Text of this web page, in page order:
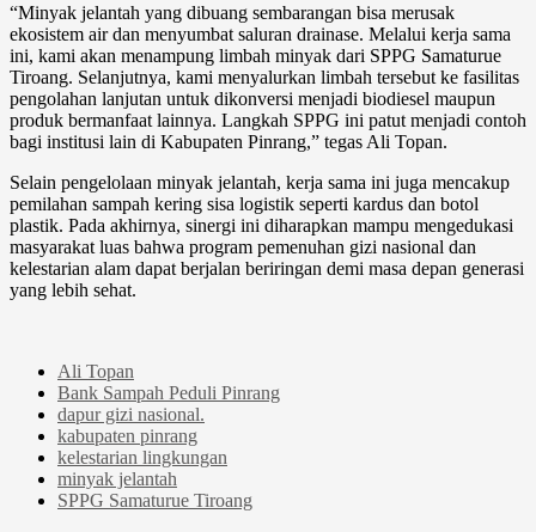
“Minyak jelantah yang dibuang sembarangan bisa merusak
ekosistem air dan menyumbat saluran drainase. Melalui kerja sama
ini, kami akan menampung limbah minyak dari SPPG Samaturue
Tiroang. Selanjutnya, kami menyalurkan limbah tersebut ke fasilitas
pengolahan lanjutan untuk dikonversi menjadi biodiesel maupun
produk bermanfaat lainnya. Langkah SPPG ini patut menjadi contoh
bagi institusi lain di Kabupaten Pinrang,” tegas Ali Topan.
Selain pengelolaan minyak jelantah, kerja sama ini juga mencakup
pemilahan sampah kering sisa logistik seperti kardus dan botol
plastik. Pada akhirnya, sinergi ini diharapkan mampu mengedukasi
masyarakat luas bahwa program pemenuhan gizi nasional dan
kelestarian alam dapat berjalan beriringan demi masa depan generasi
yang lebih sehat.
Ali Topan
Bank Sampah Peduli Pinrang
dapur gizi nasional.
kabupaten pinrang
kelestarian lingkungan
minyak jelantah
SPPG Samaturue Tiroang